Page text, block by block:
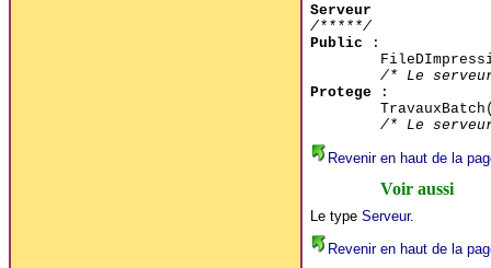
Serveur
/*****/
Public :
/* Le
Protege:
/* Le
Revenir en haut de la
Voir aussi
Le type Serveur.
Revenir en haut de la